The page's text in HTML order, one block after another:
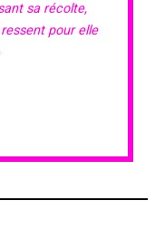
sa récolte,
pour elle